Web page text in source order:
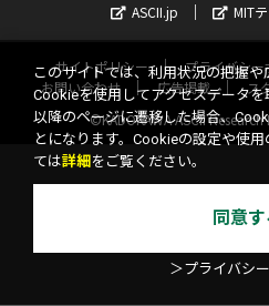
ASCII.jp
MIT
サイトポリシー プライバシー
お問い合わせ
広告掲載 ス
©KADOKAWA ASCII
このサイトでは、利用状況の把握や
Cookieを使用してアクセスデータ
以降のページに遷移した場合、
とになります。Cookieの設定や使
ては詳細 をご覧ください。
同意す
＞プライバシ